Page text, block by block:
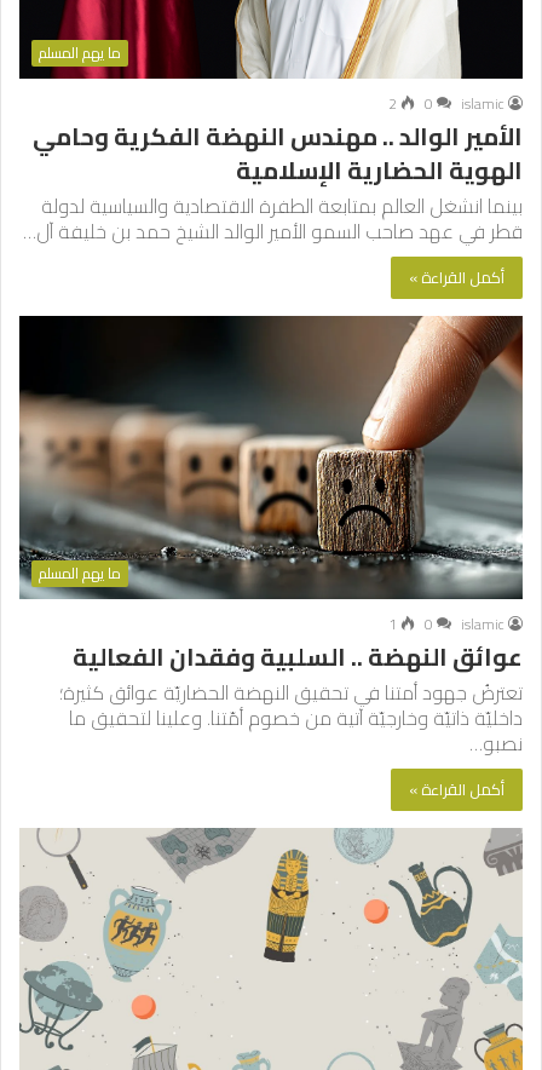
ما يهم المسلم
islamic
0
2
الأمير الوالد .. مهندس النهضة الفكرية وحامي
الهوية الحضارية الإسلامية
بينما انشغل العالم بمتابعة الطفرة الاقتصادية والسياسية لدولة
قطر في عهد صاحب السمو الأمير الوالد الشيخ حمد بن خليفة آل…
أكمل القراءة »
ما يهم المسلم
islamic
0
1
عوائق النهضة .. السلبية وفقدان الفعالية
تعترضُ جهود أمتنا في تحقيق النهضة الحضاريّة عوائق كثيرة؛
داخليّة ذاتيّة وخارجيّة آتية من خصوم أمّتنا. وعلينا لتحقيق ما
نصبو…
أكمل القراءة »